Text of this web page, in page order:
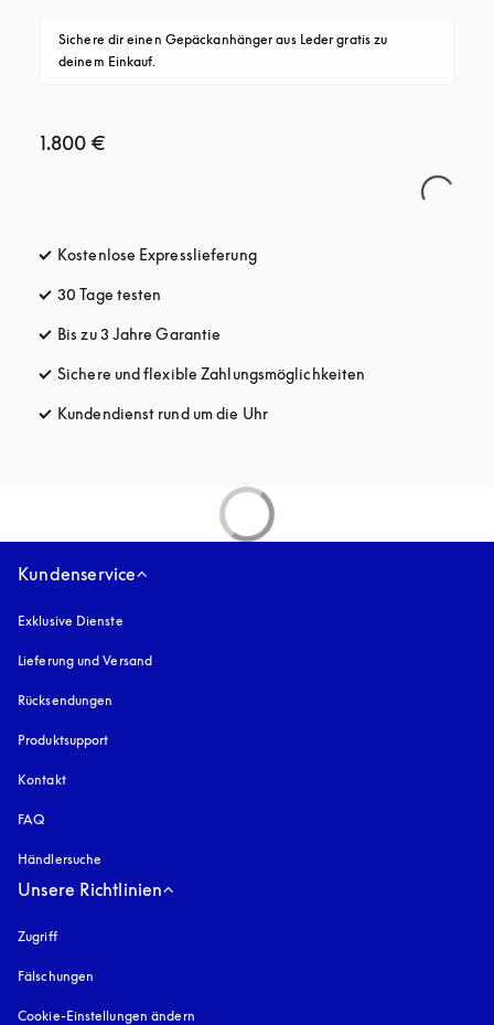
Sichere dir einen Gepäckanhänger aus Leder gratis zu
deinem Einkauf.
1.800 €
Kostenlose Expresslieferungöffnet sich in einem neuen Tab
30 Tage testen
Bis zu 3 Jahre Garantie
Sichere und flexible Zahlungsmöglichkeiten
Kundendienst rund um die Uhröffnet sich in einem neuen Tab
Kundenservice
Exklusive Dienste
Lieferung und Versand
Rücksendungen
Produktsupport
Kontakt
FAQ
Händlersuche
Unsere Richtlinien
Zugrifföffnet sich in einem neuen Tab
Fälschungen
Cookie-Einstellungen ändern